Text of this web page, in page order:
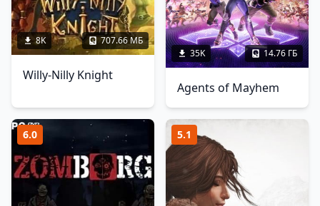
8K 707.66 МБ
Willy-Nilly Knight
35K 14.76 ГБ
Agents of Mayhem
6.0 5.1